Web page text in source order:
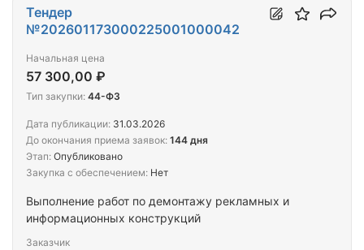
Выполнение работ по демонтажу рекламных и
информационных конструкций
Заказчик
Тендер
№202601173000225001000042
Начальная цена
57 300,00 ₽
Тип закупки: 44-ФЗ
Дата публикации: 31.03.2026
До окончания приема заявок: 144 дня
Этап: Опубликовано
Закупка с обеспечением: Нет